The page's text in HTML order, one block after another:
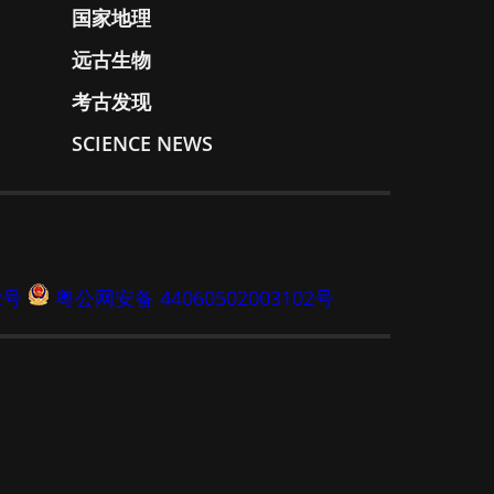
国家地理
远古生物
考古发现
SCIENCE NEWS
粤公网安备 44060502003102号